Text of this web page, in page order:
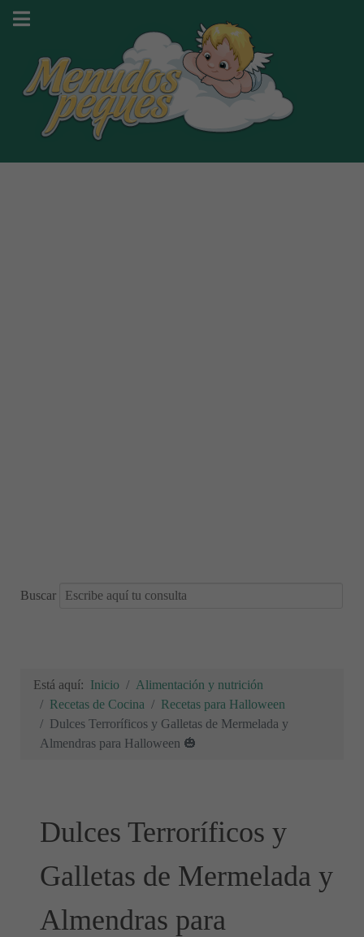
Buscar
Está aquí: Inicio
Alimentación y nutrición
Recetas de Cocina
Recetas para Halloween
Dulces Terroríficos y Galletas de Mermelada y
Almendras para Halloween 🎃
Dulces Terroríficos y
Galletas de Mermelada y
Almendras para